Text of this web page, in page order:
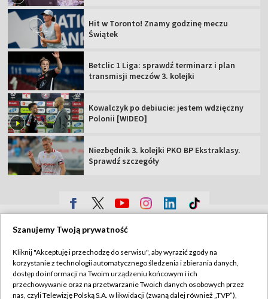
Hit w Toronto! Znamy godzinę meczu
Świątek
Betclic 1 Liga: sprawdź terminarz i plan
transmisji meczów 3. kolejki
Kowalczyk po debiucie: jestem wdzięczny
Polonii [WIDEO]
Niezbędnik 3. kolejki PKO BP Ekstraklasy.
Sprawdź szczegóły
Sklep TVP
Biuro Reklamy
Polityka prywatności
Moje zgody
Szanujemy Twoją prywatność
Kliknij "Akceptuję i przechodzę do serwisu", aby wyrazić zgody na
korzystanie z technologii automatycznego śledzenia i zbierania danych,
dostęp do informacji na Twoim urządzeniu końcowym i ich
przechowywanie oraz na przetwarzanie Twoich danych osobowych przez
nas, czyli Telewizję Polską S.A. w likwidacji (zwaną dalej również „TVP”),